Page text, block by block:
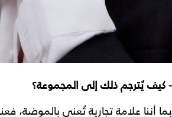
- كيف يُترجم ذلك إلى المجموعة؟
بما أننا علامة تجارية تُعنى بالموضة،